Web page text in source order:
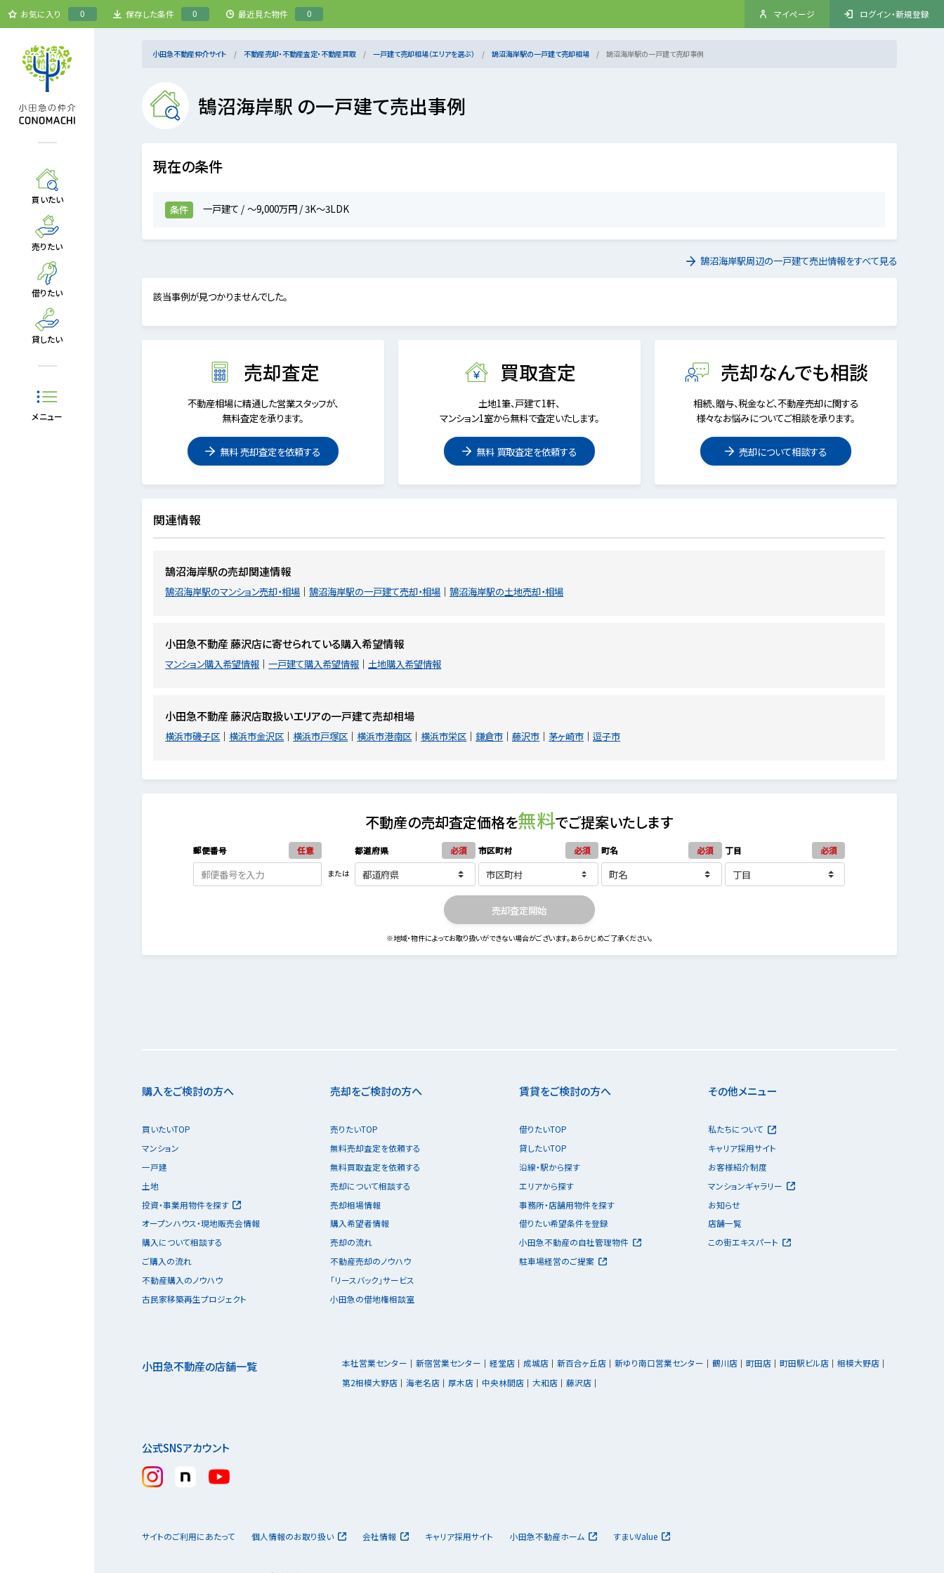
お気に入り 0 保存した条件 0 最近見た物件 0 マイページ ログイン・新規登録
買いたい
売りたい
借りたい
貸したい
メニュー
小田急不動産仲介サイト 不動産売却・不動産査定・不動産買取 一戸建て売却相場（エリアを選ぶ） 鵠沼海岸駅の一戸建て売却相場 鵠沼海岸駅の一戸建て売却事例
鵠沼海岸駅 の一戸建て売出事例
現在の条件
条件 一戸建て ～9,000万円 3K～3LDK
鵠沼海岸駅周辺の一戸建て売出情報をすべて見る
該当事例が見つかりませんでした。
売却査定
不動産相場に精通した営業スタッフが、
無料査定を承ります。
無料 売却査定を依頼する
買取査定
土地1筆、戸建て1軒、
マンション1室から無料で査定いたします。
無料 買取査定を依頼する
売却なんでも相談
相続、贈与、税金など、不動産売却に関する
様々なお悩みについてご相談を承ります。
売却について相談する
関連情報
鵠沼海岸駅の売却関連情報
鵠沼海岸駅のマンション売却・相場 鵠沼海岸駅の一戸建て売却・相場 鵠沼海岸駅の土地売却・相場
小田急不動産 藤沢店に寄せられている購入希望情報
マンション購入希望情報 一戸建て購入希望情報 土地購入希望情報
小田急不動産 藤沢店取扱いエリアの一戸建て売却相場
横浜市磯子区 横浜市金沢区 横浜市戸塚区 横浜市港南区 横浜市栄区 鎌倉市 藤沢市 茅ヶ崎市 逗子市
不動産の売却査定価格を無料でご提案いたします
郵便番号 任意
または
都道府県 必須 市区町村 必須 町名 必須 丁目 必須
売却査定開始
※地域・物件によってお取り扱いができない場合がございます。あらかじめご了承ください。
購入をご検討の方へ
買いたいTOP
マンション
一戸建
土地
投資・事業用物件を探す
オープンハウス・現地販売会情報
購入について相談する
ご購入の流れ
不動産購入のノウハウ
古民家移築再生プロジェクト
売却をご検討の方へ
売りたいTOP
無料売却査定を依頼する
無料買取査定を依頼する
売却について相談する
売却相場情報
購入希望者情報
売却の流れ
不動産売却のノウハウ
「リースバック」サービス
小田急の借地権相談室
賃貸をご検討の方へ
借りたいTOP
貸したいTOP
沿線・駅から探す
エリアから探す
事務所・店舗用物件を探す
借りたい希望条件を登録
小田急不動産の自社管理物件
駐車場経営のご提案
その他メニュー
私たちについて
キャリア採用サイト
お客様紹介制度
マンションギャラリー
お知らせ
店舗一覧
この街エキスパート
小田急不動産の店舗一覧 本社営業センター 新宿営業センター 経堂店 成城店 新百合ヶ丘店 新ゆり南口営業センター 鶴川店 町田店 町田駅ビル店
相模大野店
第2相模大野店
海老名店 厚木店 中央林間店 大和店 藤沢店
公式SNSアカウント
サイトのご利用にあたって 個人情報のお取り扱い 会社情報 キャリア採用サイト 小田急不動産ホーム すまいValue